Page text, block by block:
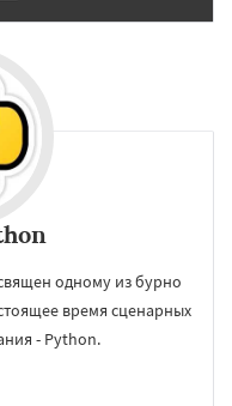
одному из бурно
время сценарных
- Python.